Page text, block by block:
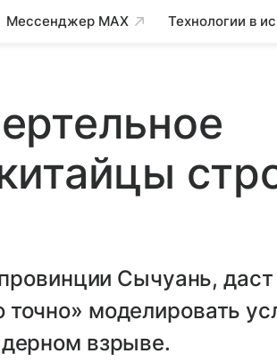
Мессенджер MAX Технологии в
Сычуань, даст
моделировать
взрыве.